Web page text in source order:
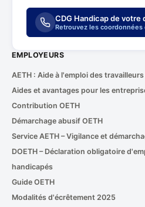
CDG Handicap de votre
Retrouvez les coordonnées
EMPLOYEURS
AETH : Aide à l'emploi des
Aides et avantages pour les
Contribution OETH
Démarchage abusif OETH
Service AETH – Vigilance et
DOETH – Déclaration obligatoire
handicapés
Guide OETH
Modalités d'écrêtement 2025